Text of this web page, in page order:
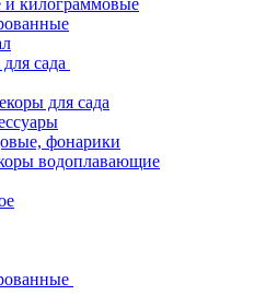
и килограммовые
сада
для сада
фонарики
водоплавающие